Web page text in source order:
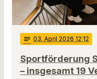
notes 03. April 2026 12:12
Sportförderung
– insgesamt 19